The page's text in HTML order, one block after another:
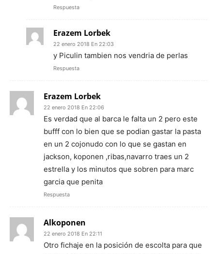
Respuesta
Erazem Lorbek
22 enero 2018 En 22:03
y Piculin tambien nos vendria de perlas
Respuesta
Erazem Lorbek
22 enero 2018 En 22:06
Es verdad que al barca le falta un 2 pero este
bufff con lo bien que se podian gastar la pasta
en un 2 cojonudo con lo que se gastan en
jackson, koponen ,ribas,navarro traes un 2
estrella y los minutos que sobren para marc
garcia que penita
Respuesta
Alkoponen
22 enero 2018 En 22:11
Otro fichaje en la posición de escolta para que